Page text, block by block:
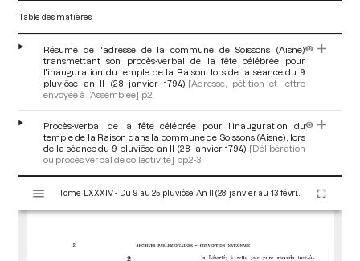
Table des matières
Résumé de l'adresse de la commune de Soissons (Aisne)
transmettant son procès-verbal de la fête célébrée pour
l'inauguration du temple de la Raison, lors de la séance du 9
pluviôse an II (28 janvier 1794) [Adresse, pétition et lettre
envoyée à l’Assemblée] p.2
Procès-verbal de la fête célébrée pour l'inauguration du
temple de la Raison dans la commune de Soissons (Aisne), lors
de la séance du 9 pluviôse an II (28 janvier 1794) [Délibération
ou procès verbal de collectivité] pp.2-3
s